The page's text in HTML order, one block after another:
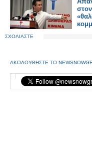
ΣΧΟΛΙΑΣΤΕ
ΑΚΟΛΟΥΘΗΣΤΕ ΤΟ